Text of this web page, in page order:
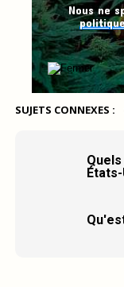
Nous ne
SUJETS CONNEXES :